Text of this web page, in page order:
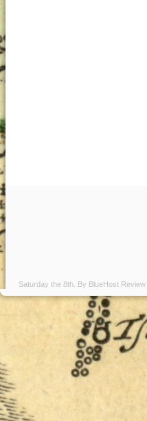
Saturday the 8th. By BlueHost Review